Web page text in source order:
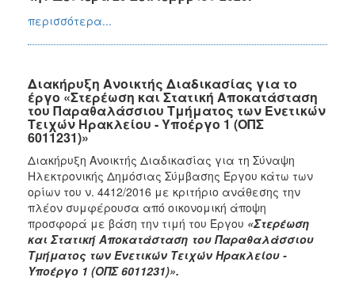
περισσότερα...
Διακήρυξη Ανοικτής Διαδικασίας για το
έργο «Στερέωση και Στατική Αποκατάσταση
του Παραθαλάσσιου Τμήματος των Ενετικών
Τειχών Ηρακλείου - Υποέργο 1 (ΟΠΣ
6011231)»
Διακήρυξη Ανοικτής Διαδικασίας για τη Σύναψη
Ηλεκτρονικής Δημόσιας Σύμβασης Έργου κάτω των
ορίων του ν. 4412/2016 με κριτήριο ανάθεσης την
πλέον συμφέρουσα από οικονομική άποψη
προσφορά με βάση την τιμή του Έργου «Στερέωση
και Στατική Αποκατάσταση του Παραθαλάσσιου
Τμήματος των Ενετικών Τειχών Ηρακλείου -
Υποέργο 1 (ΟΠΣ 6011231)».